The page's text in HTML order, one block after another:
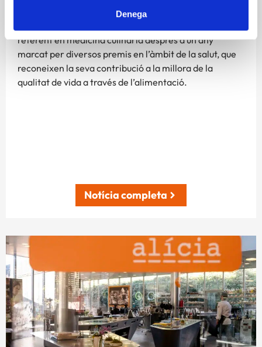
Denega
referent en medicina culinària després d’un any
marcat per diversos premis en l’àmbit de la salut, que
reconeixen la seva contribució a la millora de la
qualitat de vida a través de l’alimentació.
Notícia completa